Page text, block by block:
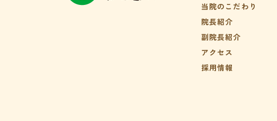
当院のこだわり
院長紹介
副院長紹介
アクセス
採用情報